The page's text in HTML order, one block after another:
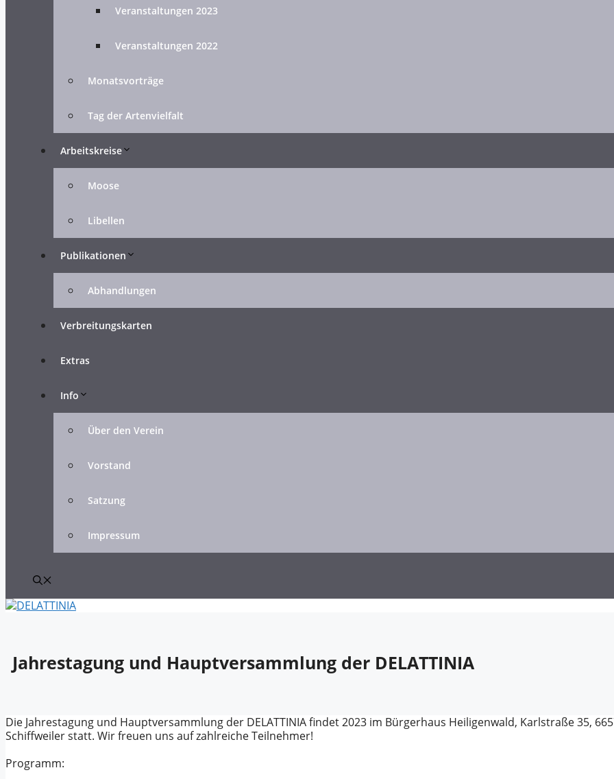
Veranstaltungen 2023
Veranstaltungen 2022
Monatsvorträge
Tag der Artenvielfalt
Arbeitskreise
Moose
Libellen
Publikationen
Abhandlungen
Verbreitungskarten
Extras
Info
Über den Verein
Vorstand
Satzung
Impressum
Jahrestagung und Hauptversammlung der DELATTINIA
Die Jahrestagung und Hauptversammlung der DELATTINIA findet 2023 im Bürgerhaus Heiligenwald, Karlstraße 35,
Schiffweiler statt. Wir freuen uns auf zahlreiche Teilnehmer!
Programm: